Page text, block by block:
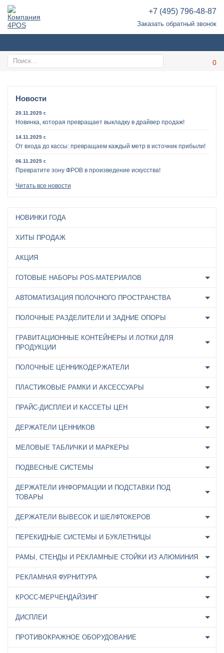
+7 (495) 796-48-87
Заказать обратный звонок
Новости
20.11.2025 г.
Новинка, которая превращает выкладку в драйвер продаж!
14.11.2025 г.
От входа до кассы: превращаем каждый метр в источник прибыли!
06.11.2025 г.
Превратите зону ФРОВ в произведение искусства!
Читать все новости
НОВИНКИ ГОДА
ХИТЫ ПРОДАЖ
АКЦИЯ
ГОТОВЫЕ НАБОРЫ POS-МАТЕРИАЛОВ
АВТОМАТИЗАЦИЯ ПОЛОЧНОГО ПРОСТРАНСТВА
ПОЛОЧНЫЕ РАЗДЕЛИТЕЛИ И ЗАДНИЕ ОПОРЫ
ГРАВИТАЦИОННЫЕ КОНТЕЙНЕРЫ И ЛОТКИ ДЛЯ
ПРОДУКЦИИ
ПОЛОЧНЫЕ ЦЕННИКОДЕРЖАТЕЛИ
ПЛАСТИКОВЫЕ РАМКИ И АКСЕССУАРЫ
ПРАЙС-ДИСПЛЕИ И КАССЕТЫ ЦЕН
ДЕРЖАТЕЛИ ЦЕННИКОВ
МЕЛОВЫЕ ТАБЛИЧКИ И МАРКЕРЫ
ПОДВЕСНЫЕ СИСТЕМЫ
ДЕРЖАТЕЛИ ИНФОРМАЦИИ И ПОДСТАВКИ ПОД
ТОВАРЫ
ДЕРЖАТЕЛИ ВЫВЕСОК И ШЕЛФТОКЕРОВ
ПЕРЕКИДНЫЕ СИСТЕМЫ И БУКЛЕТНИЦЫ
РАМЫ, СТЕНДЫ И РЕКЛАМНЫЕ СТОЙКИ ИЗ АЛЮМИНИЯ
РЕКЛАМНАЯ ФУРНИТУРА
КРОСС-МЕРЧЕНДАЙЗИНГ
ДИСПЛЕИ
ПРОТИВОКРАЖНОЕ ОБОРУДОВАНИЕ